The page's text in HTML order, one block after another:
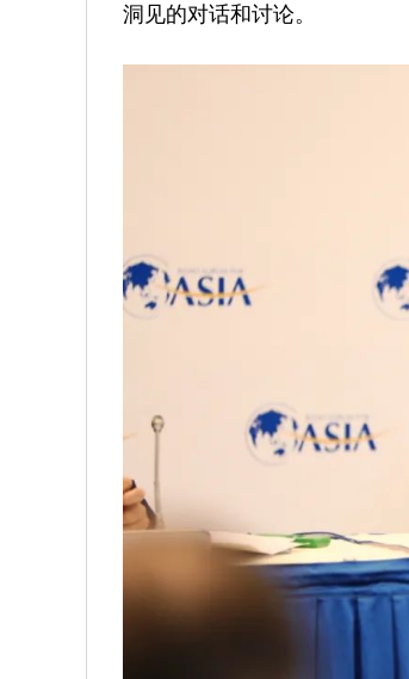
洞见的对话和讨论。